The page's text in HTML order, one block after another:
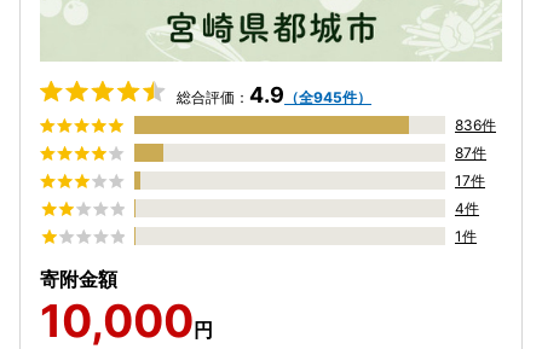
総合評価： 4.9 （全945件）
836件
87件
17件
4件
1件
寄附金額
10,000 円